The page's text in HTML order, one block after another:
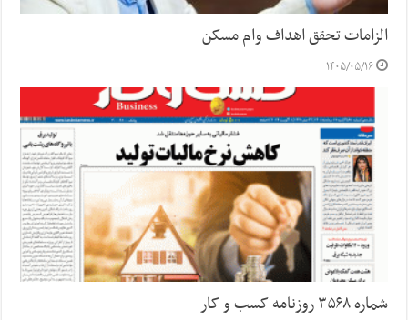
الزامات تحقق اهداف وام مسکن
۱۴۰۵/۰۵/۱۶
شماره ۳۵۶۸ روزنامه کسب و کار